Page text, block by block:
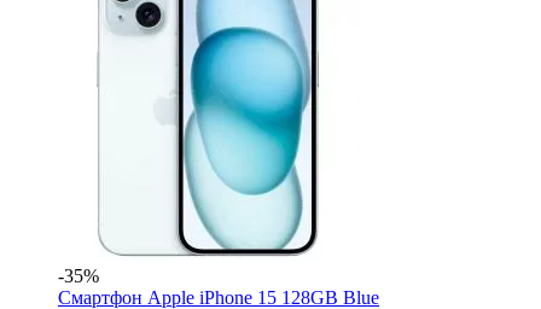
-35%
Смартфон Apple iPhone 15 128GB Blue